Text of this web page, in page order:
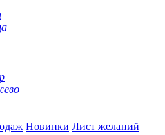
Новинки Лист желаний